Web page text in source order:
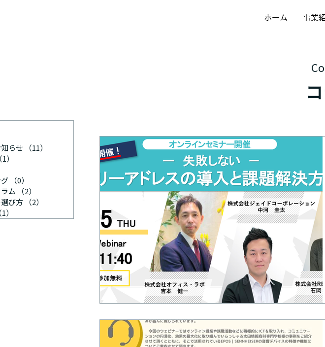
ホーム 事業
らせ
（11）
）
（0）
ム
（2）
び方
（2）
）